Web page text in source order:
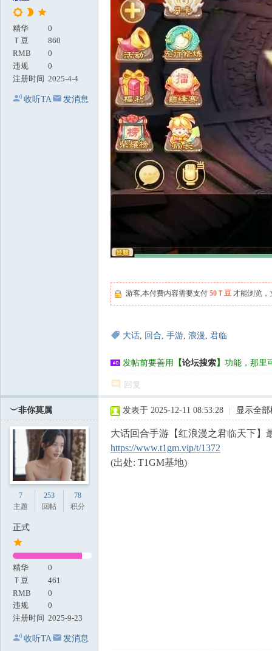
精华
0
Ｔ豆
860
RMB
0
违规
0
注册时间 2025-4-4
收听TA 发消息
游客,本付费内容需要支付 50Ｔ豆 才能浏览，
大话, 回合, 手游, 浪漫, 君临
发帖前要善用 【论坛搜索】 功能，那里
回复
︶非你莫属
7
主题
253
回帖
78
积分
正式
精华
0
Ｔ豆
461
RMB
0
违规
0
注册时间 2025-9-23
收听TA 发消息
发表于 2025-12-11 08:53:28 显示全
大话回合手游【红浪漫之君临天下】
https://www.t1gm.vip/t/1372
(出处: T1GM基地)